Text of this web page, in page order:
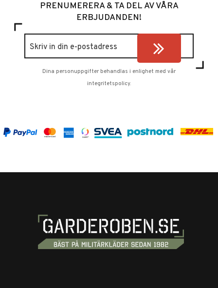
PRENUMERERA & TA DEL AV VÅRA
ERBJUDANDEN!
Dina personuppgifter behandlas i enlighet med vår
integritetspolicy.